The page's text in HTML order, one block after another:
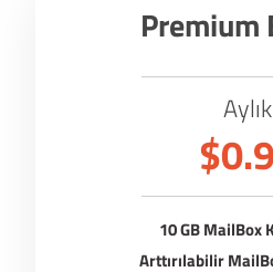
Premium
Aylık
10 GB MailBox
Arttırılabilir